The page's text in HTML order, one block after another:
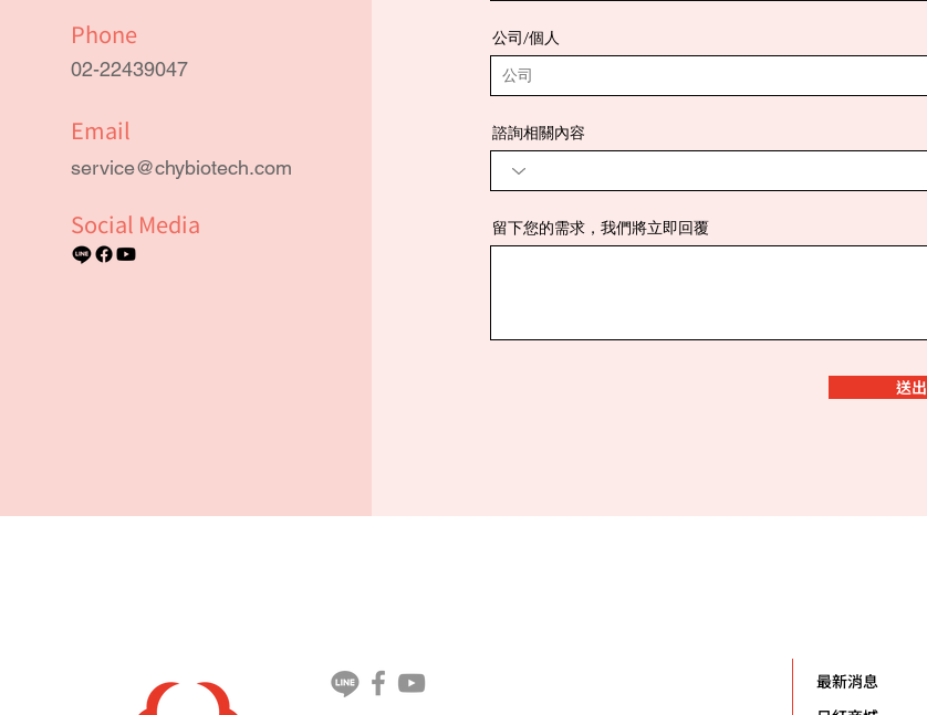
Phone
02-22439047
Email
service@chybiotech.com
Social Media
公司/個人
諮詢相關內容
留下您的需求，我們將立即回覆
送出
最新消息